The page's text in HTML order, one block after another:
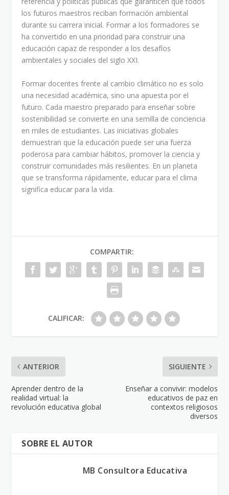
los futuros maestros reciban formación ambiental
durante su carrera inicial. Formar a los formadores se
ha convertido en una prioridad para construir una
educación capaz de responder a los desafíos
ambientales y sociales del siglo XXI.
Formar docentes frente al cambio climático no es solo
una necesidad académica, sino una apuesta por el
futuro. Cada maestro preparado para enseñar sobre
sostenibilidad se convierte en una semilla de conciencia
en miles de estudiantes. Las iniciativas globales
demuestran que la educación puede ser una fuerza
poderosa para cambiar hábitos, promover la ciencia y
construir comunidades más resilientes. En un planeta
que se transforma rápidamente, educar para el clima
significa educar para la vida.
COMPARTIR:
CALIFICAR:
ANTERIOR
Aprender dentro de la
realidad virtual: la
revolución educativa global
SIGUIENTE
Enseñar a convivir: modelos
educativos de paz en
contextos religiosos
diversos
SOBRE EL AUTOR
MB Consultora Educativa